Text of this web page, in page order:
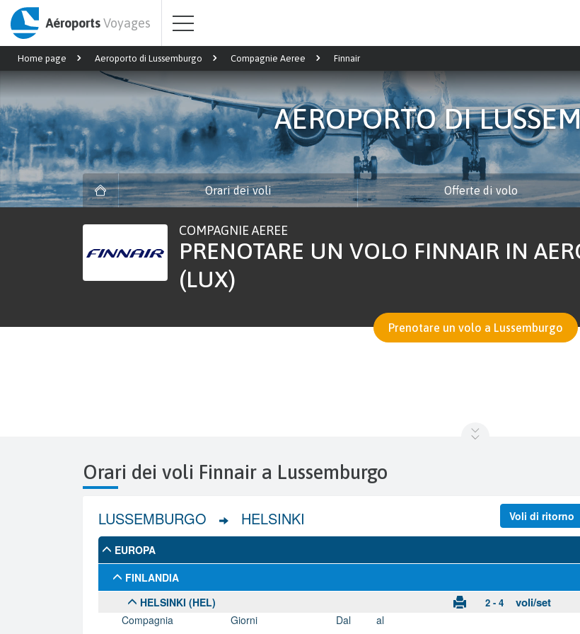
AéroportsVoyages
Home page Aeroporto di Lussemburgo Compagnie Aeree Finnair
AEROPORTO DI
Orari dei voli Offerte di volo
COMPAGNIE AEREE
PRENOTARE UN VOLO FINNAIR IN
(LUX)
Prenotare un volo a Lussemburgo
Orari dei voli Finnair a Lussemburgo